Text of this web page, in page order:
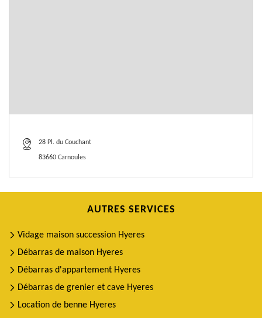
28 Pl. du Couchant
83660 Carnoules
AUTRES SERVICES
Vidage maison succession Hyeres
Débarras de maison Hyeres
Débarras d'appartement Hyeres
Débarras de grenier et cave Hyeres
Location de benne Hyeres